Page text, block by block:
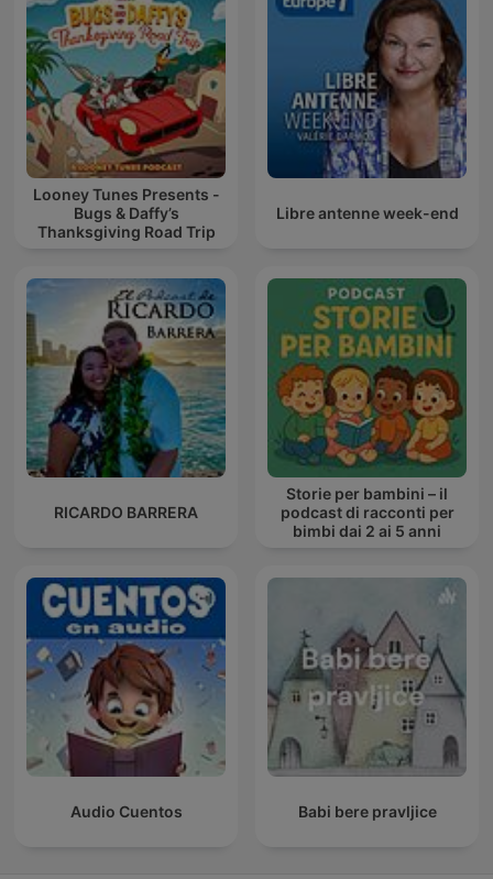
Looney Tunes Presents -
Bugs & Daffy’s
Thanksgiving Road Trip
Libre antenne week-end
RICARDO BARRERA
Storie per bambini – il
podcast di racconti per
bimbi dai 2 ai 5 anni
Audio Cuentos Babi bere pravljice